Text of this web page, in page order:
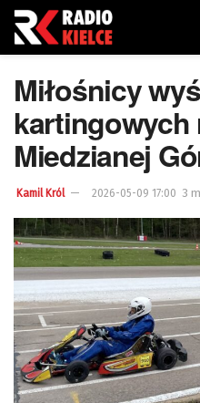
Miłośnicy
kartingowych
Miedzianej
Kamil Król 2026-05-09 17:00 3